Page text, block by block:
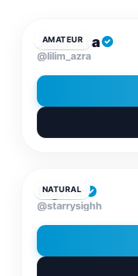
AMATEUR
天使Azra
@lilim_azra
NATURAL
Sigh ✿
@starrysighh